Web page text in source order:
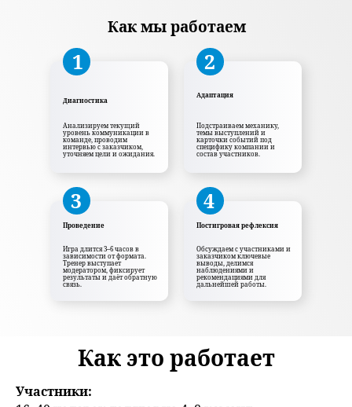
1
Анализируем текущий
уровень коммуникации в
команде, проводим
интервью с заказчиком,
уточняем цели и ожидания.
Диагностика
Как мы работаем
2
Подстраиваем механику,
темы выступлений и
карточки событий под
специфику компании и
состав участников.
Адаптация
3
Игра длится 3–6 часов в
зависимости от формата.
Тренер выступает
модератором, фиксирует
результаты и даёт обратную
связь.
Проведение
4
Обсуждаем с участниками и
заказчиком ключевые
выводы, делимся
наблюдениями и
рекомендациями для
дальнейшей работы.
Постигровая рефлексия
Как это работает
Участники: